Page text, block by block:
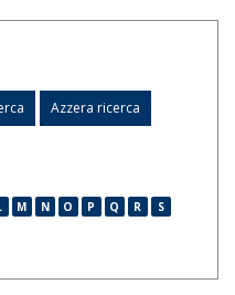
M N O P Q R
S